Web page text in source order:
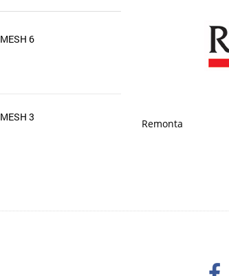
Remonta
MESH 6
MESH 3